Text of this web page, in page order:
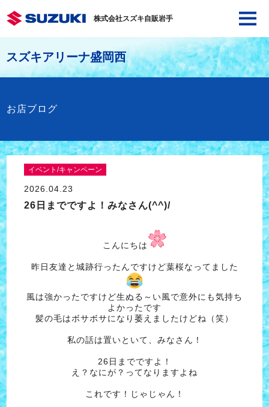
株式会社スズキ自販岩手
スズキアリーナ盛岡西
お店ブログ
イベント/キャンペーン
2026.04.23
26日までですよ！みなさん(^^)/
こんにちは
昨日友達と城跡行ったんですけど葉桜なってました
風は強かったですけど生ぬる～い風で意外にも気持ち
よかったです
髪の毛はボサボサになり萎えましたけどね（笑）
私の話は置いといて、みなさん！
26日までですよ！
え？なにが？ってなりますよね
これです！じゃじゃん！